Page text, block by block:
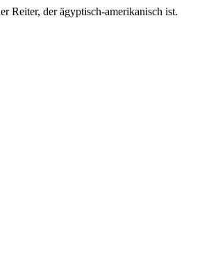
Reiter, der ägyptisch-amerikanisch ist.